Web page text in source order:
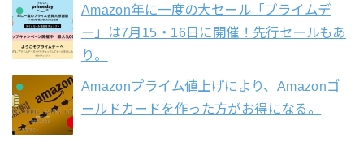
Amazon年に一度の大セール「プライムデ
ー」は7月15・16日に開催！先行セールもあ
り。
Amazonプライム値上げにより、Amazonゴ
ールドカードを作った方がお得になる。